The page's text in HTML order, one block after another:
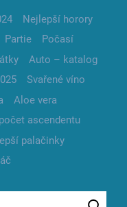
Nejlepší horory
Partie
Počasí
Auto – katalog
Svařené víno
Aloe vera
ascendentu
palačinky